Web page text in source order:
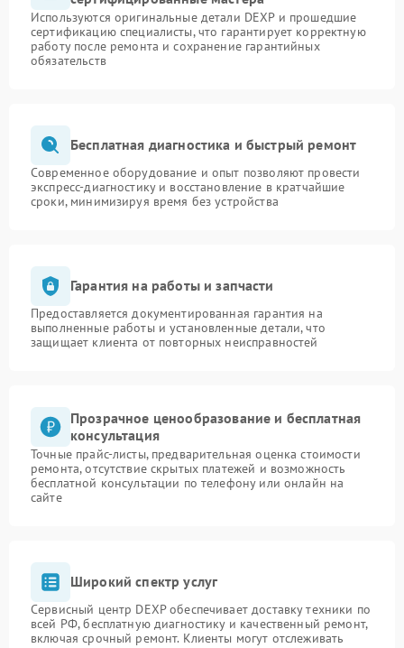
Используются оригинальные детали DEXP и прошедшие
сертификацию специалисты, что гарантирует корректную
работу после ремонта и сохранение гарантийных
обязательств
Бесплатная диагностика и быстрый ремонт
Современное оборудование и опыт позволяют провести
экспресс-диагностику и восстановление в кратчайшие
сроки, минимизируя время без устройства
Гарантия на работы и запчасти
Предоставляется документированная гарантия на
выполненные работы и установленные детали, что
защищает клиента от повторных неисправностей
Прозрачное ценообразование и бесплатная
консультация
Точные прайс-листы, предварительная оценка стоимости
ремонта, отсутствие скрытых платежей и возможность
бесплатной консультации по телефону или онлайн на
сайте
Широкий спектр услуг
Сервисный центр DEXP обеспечивает доставку техники по
всей РФ, бесплатную диагностику и качественный ремонт,
включая срочный ремонт. Клиенты могут отслеживать